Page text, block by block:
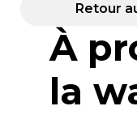
Retour
À
la